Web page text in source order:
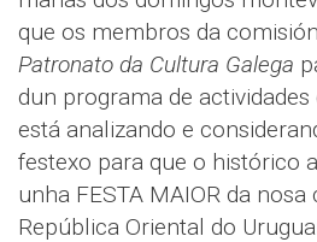
que os membros da
Patronato da Cultura Galega
dun programa de
está analizando e
festexo para que o histórico
unha FESTA MAIOR da
República Oriental do